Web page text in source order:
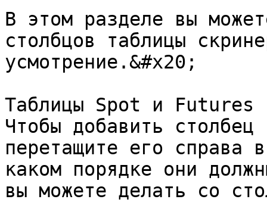
В этом разделе вы
столбцов таблицы
усмотрение.&#x20;
Таблицы Spot и Futures
Чтобы добавить
перетащите его справа
каком порядке они
вы можете делать со